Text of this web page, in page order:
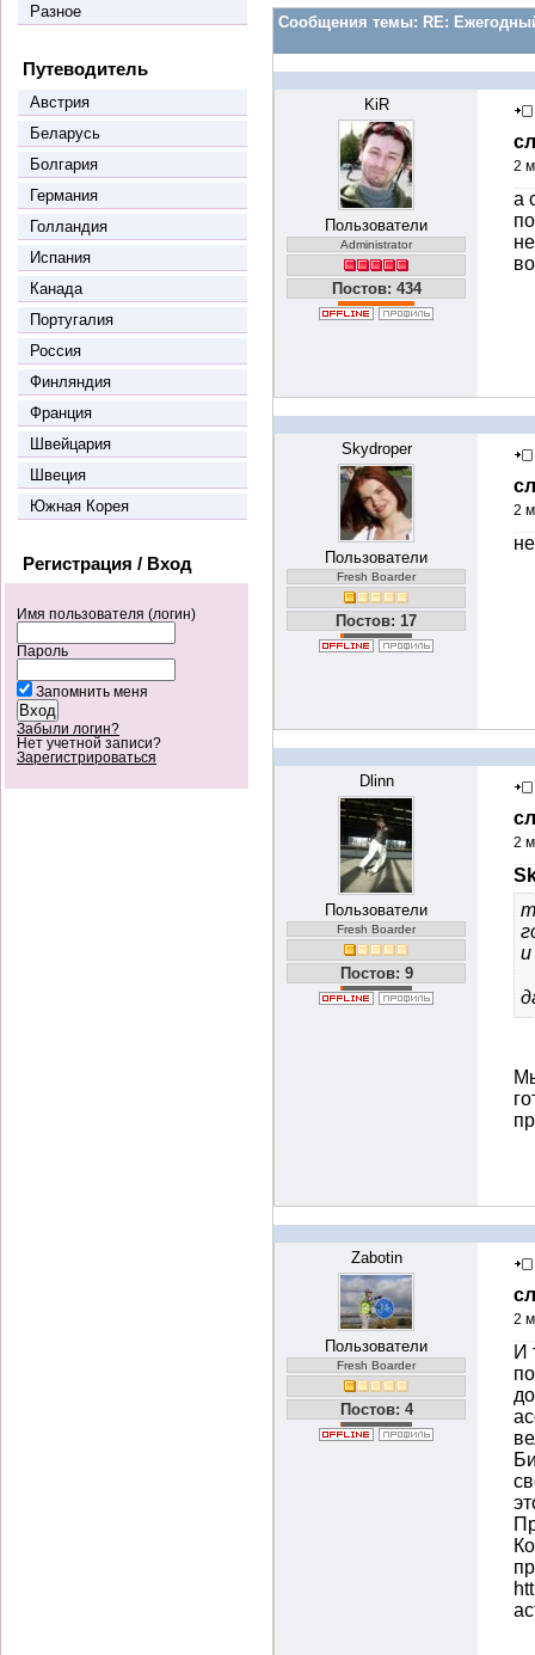
Разное
Путеводитель
Австрия
Беларусь
Болгария
Германия
Голландия
Испания
Канада
Португалия
Россия
Финляндия
Франция
Швейцария
Швеция
Южная Корея
Регистрация / Вход
Имя пользователя (логин)
Пароль
Запомнить меня
Забыли логин?
Нет учетной записи?
Зарегистрироваться
Сообщения темы: RE:
KiR
Пользователи
Administrator
Постов: 434
2
а
Skydroper
Пользователи
Fresh Boarder
Постов: 17
2
Dlinn
Пользователи
Fresh Boarder
Постов: 9
2
и
Zabotin
Пользователи
Fresh Boarder
Постов: 4
2
И